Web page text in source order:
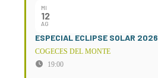
MI
12
AG
ESPECIAL ECLIPSE SOLAR 2026
COGECES DEL MONTE
19:00